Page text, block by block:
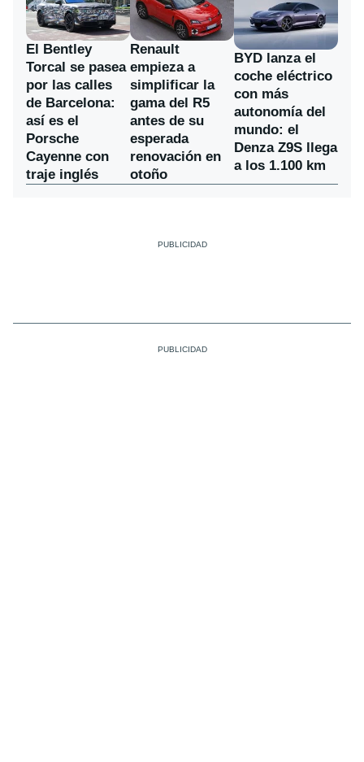
El Bentley
Torcal se pasea
por las calles
de Barcelona:
así es el
Porsche
Cayenne con
traje inglés
Renault
empieza a
simplificar la
gama del R5
antes de su
esperada
renovación en
otoño
BYD lanza el
coche eléctrico
con más
autonomía del
mundo: el
Denza Z9S llega
a los 1.100 km